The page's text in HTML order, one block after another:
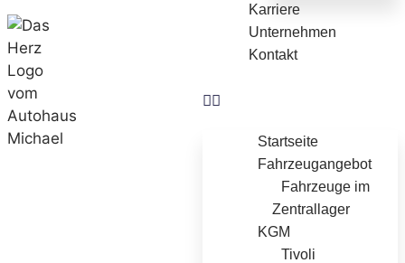
Karriere
Unternehmen
Kontakt
Startseite
Fahrzeugangebot
Fahrzeuge im
Zentrallager
KGM
Tivoli